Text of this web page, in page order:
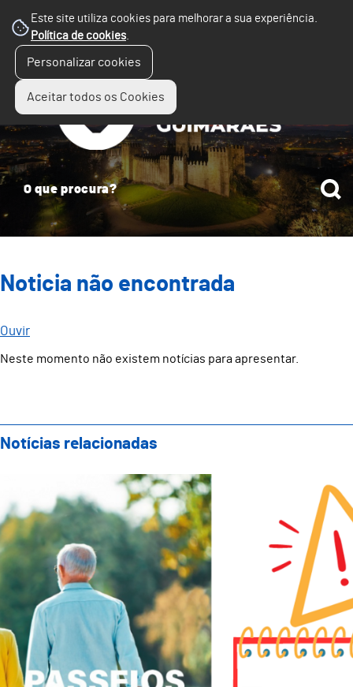
Este site utiliza cookies para melhorar a sua experiência.
Política de cookies.
Personalizar cookies
Aceitar todos os Cookies
Noticia não encontrada
Ouvir
Neste momento não existem notícias para apresentar.
Notícias relacionadas
Passeios seniores para Fátima com lotação